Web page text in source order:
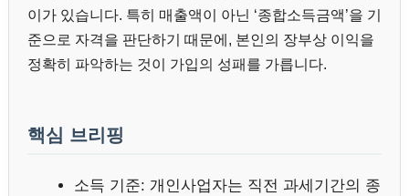
이가 있습니다. 특히 매출액이 아닌 ‘종합소득금액’을 기
준으로 자격을 판단하기 때문에, 본인의 장부상 이익을
정확히 파악하는 것이 가입의 성패를 가릅니다.
핵심 브리핑
소득 기준: 개인사업자는 직전 과세기간의 종